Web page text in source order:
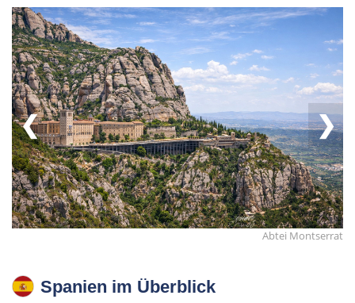
Abtei Montserrat
Peñíscola
❮ ❯
Spanien im Überblick